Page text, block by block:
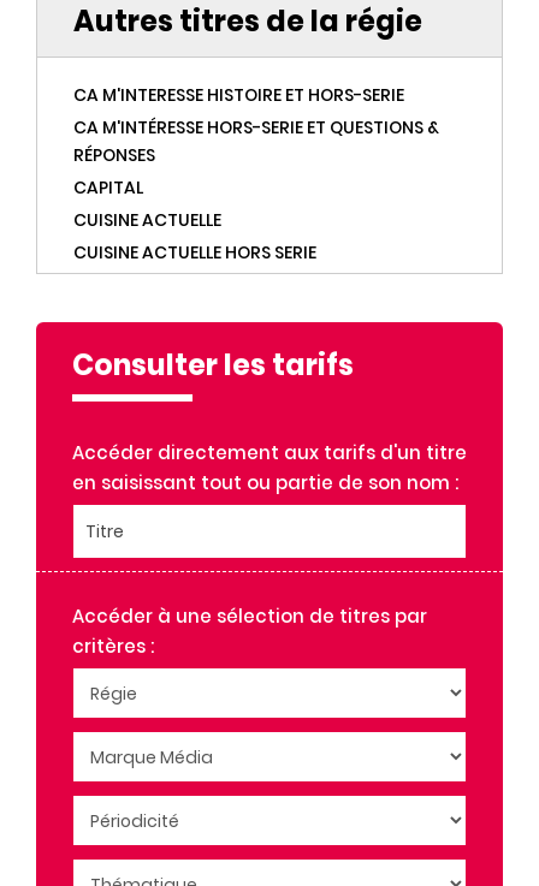
Autres titres de la régie
CA M'INTERESSE HISTOIRE ET HORS-SERIE
CA M'INTÉRESSE HORS-SERIE ET QUESTIONS &
RÉPONSES
CAPITAL
CUISINE ACTUELLE
CUISINE ACTUELLE HORS SERIE
DR GOOD HORS SERIE
DR. GOOD
DR. GOOD! C'EST BON!
FEMME ACTUELLE HORS SERIE
FEMME ACTUELLE JEUX
FEMME ACTUELLE JEUX ANIMO
FEMME ACTUELLE JEUX EXTRA
FEMME ACTUELLE JEUX FLECHES
FEMME ACTUELLE JEUX GEANT
FEMME ACTUELLE JEUX HORS SERIE
FEMME ACTUELLE JEUX NATURE
FEMME ACTUELLE JEUX REGIONS
FLOW
Consulter les tarifs
Accéder directement aux tarifs d'un titre
en saisissant tout ou partie de son nom :
Titre
Accéder à une sélection de titres par
critères :